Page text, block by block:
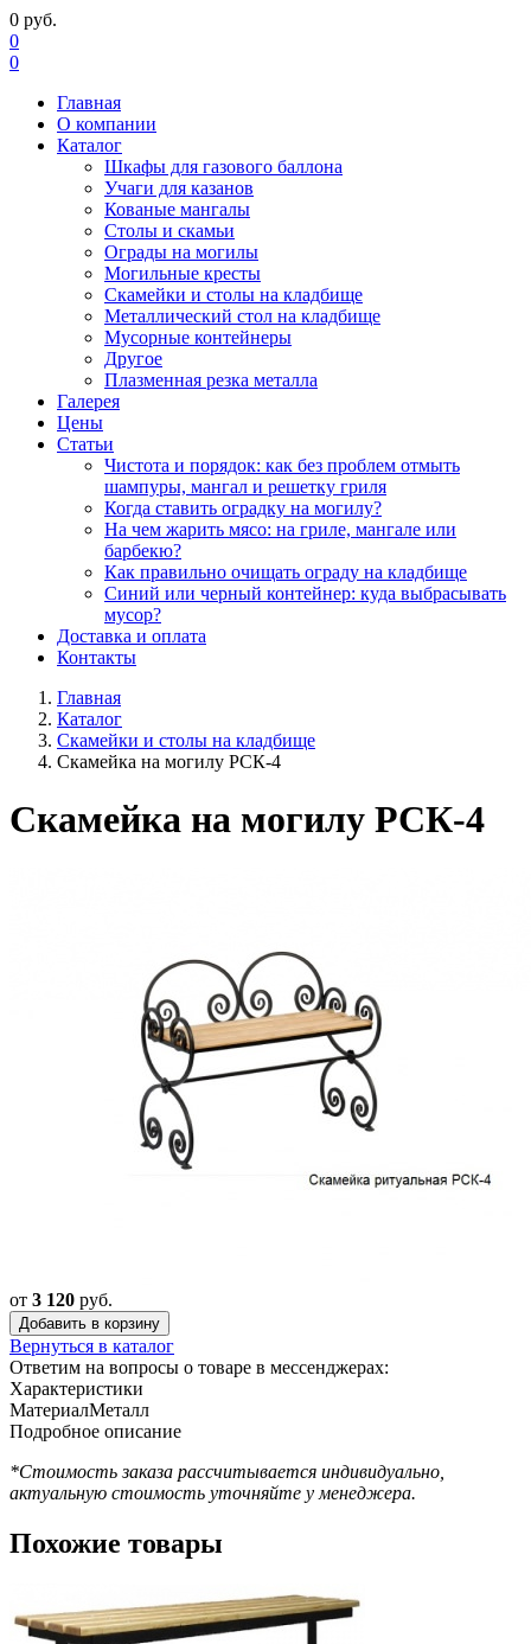
0 руб.
0
0
Главная
О компании
Каталог
Шкафы для газового баллона
Учаги для казанов
Кованые мангалы
Столы и скамьи
Ограды на могилы
Могильные кресты
Скамейки и столы на кладбище
Металлический стол на кладбище
Мусорные контейнеры
Другое
Плазменная резка металла
Галерея
Цены
Статьи
Чистота и порядок: как без проблем отмыть
шампуры, мангал и решетку гриля
Когда ставить оградку на могилу?
На чем жарить мясо: на гриле, мангале или
барбекю?
Как правильно очищать ограду на кладбище
Синий или черный контейнер: куда выбрасывать
мусор?
Доставка и оплата
Контакты
Главная
Каталог
Скамейки и столы на кладбище
Скамейка на могилу РСК-4
Скамейка на могилу РСК-4
от 3 120 руб.
Добавить в корзину
Вернуться в каталог
Ответим на вопросы о товаре в мессенджерах:
Характеристики
МатериалМеталл
Подробное описание
*Стоимость заказа рассчитывается индивидуально,
актуальную стоимость уточняйте у менеджера.
Похожие товары